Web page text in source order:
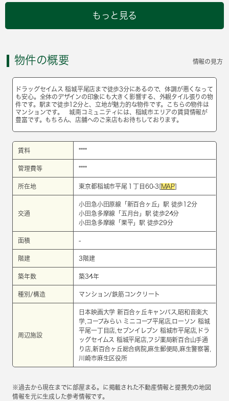
もっと見る
物件の概要 情報の見方
ドラッグセイムス 稲城平尾店まで徒歩3分にあるので、体調が悪くなって
も安心。全体のデザインの印象にも大きく影響する、外観タイル張りの物
件です。駅まで徒歩12分と、立地が魅力的な物件です。こちらの物件は
マンションです。 城南コミュニティには、稲城市エリアの賃貸情報が
豊富です。もちろん、店舗へのご来店もお待ちしております。
賃料 ****
管理費等 ****
所在地 東京都稲城市平尾１丁目60-3[ MAP]
交通
小田急小田原線 「 新百合ヶ丘 」駅 徒歩12分
小田急多摩線 「 五月台 」駅 徒歩24分
小田急多摩線 「 栗平」駅 徒歩29分
面積 -
階建 3階建
築年数 築34年
種別/構造 マンション/鉄筋コンクリート
周辺施設
日本映画大学 新百合ヶ丘キャンパス,昭和音楽大
学,コープみらい ミニコープ平尾店,ローソン 稲城
平尾一丁目店,セブンイレブン 稲城市平尾店,ドラ
ッグセイムス 稲城平尾店,フジ薬局新百合山手通
り店,新百合ヶ丘総合病院,麻生郵便局,麻生警察署,
川崎市麻生区役所
※過去から現在までに部屋まる。に掲載された不動産情報と提携先の地図
情報を元に生成した参考情報です。